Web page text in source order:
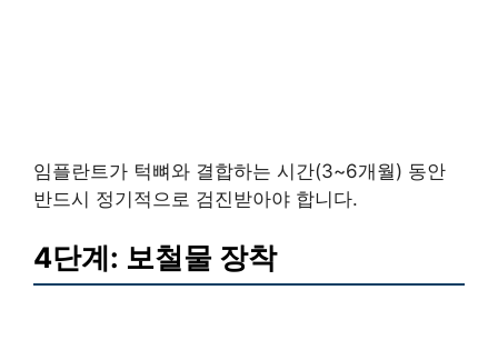
임플란트가 턱뼈와 결합하는 시간(3~6개월) 동안
반드시 정기적으로 검진받아야 합니다.
4단계: 보철물 장착